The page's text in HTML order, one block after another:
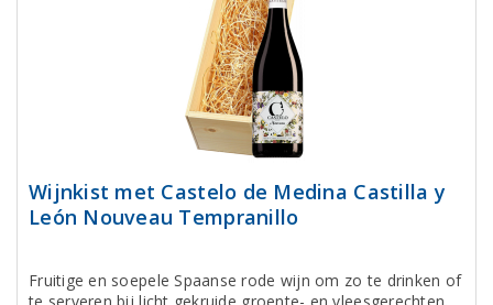
Wijnkist met Castelo de Medina Castilla y
León Nouveau Tempranillo
Fruitige en soepele Spaanse rode wijn om zo te drinken of
te serveren bij licht gekruide groente- en vleesgerechten.